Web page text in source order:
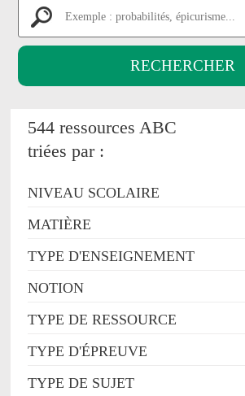
544 ressources ABC
triées par :
NIVEAU SCOLAIRE
MATIÈRE
TYPE D'ENSEIGNEMENT
NOTION
TYPE DE RESSOURCE
TYPE D'ÉPREUVE
TYPE DE SUJET